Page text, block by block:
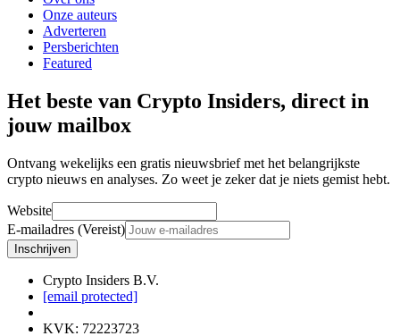
Onze auteurs
Adverteren
Persberichten
Featured
Het beste van Crypto Insiders, direct in
jouw mailbox
Ontvang wekelijks een gratis nieuwsbrief met het belangrijkste
crypto nieuws en analyses. Zo weet je zeker dat je niets gemist hebt.
Website
E-mailadres (Vereist)
Inschrijven
Crypto Insiders B.V.
[email protected]
KVK: 72223723